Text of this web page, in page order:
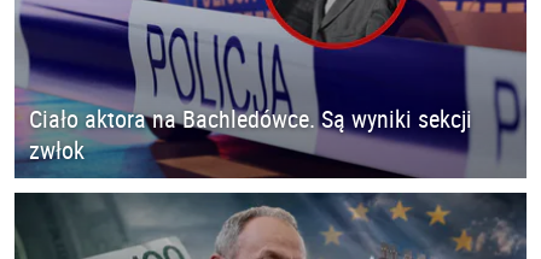
Ciało aktora na Bachledówce. Są wyniki sekcji
zwłok